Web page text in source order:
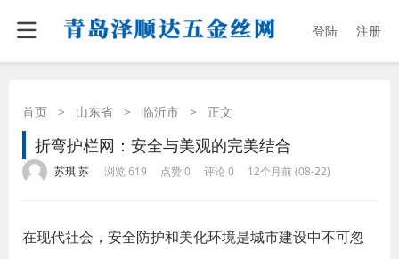
登陆 注册
首页 > 山东省 > 临沂市 > 正文
折弯护栏网：安全与美观的完美结合
苏琪 苏 浏览 619 点赞 0 评论 0 12个月前 (08-22)
在现代社会，安全防护和美化环境是城市建设中不可忽